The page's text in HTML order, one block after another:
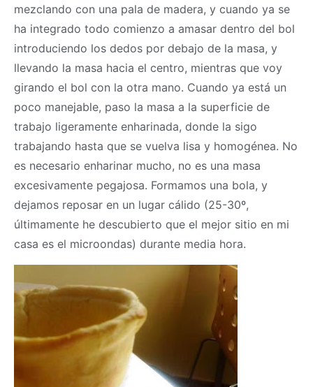
mezclando con una pala de madera, y cuando ya se
ha integrado todo comienzo a amasar dentro del bol
introduciendo los dedos por debajo de la masa, y
llevando la masa hacia el centro, mientras que voy
girando el bol con la otra mano. Cuando ya está un
poco manejable, paso la masa a la superficie de
trabajo ligeramente enharinada, donde la sigo
trabajando hasta que se vuelva lisa y homogénea. No
es necesario enharinar mucho, no es una masa
excesivamente pegajosa. Formamos una bola, y
dejamos reposar en un lugar cálido (25-30º,
últimamente he descubierto que el mejor sitio en mi
casa es el microondas) durante media hora.